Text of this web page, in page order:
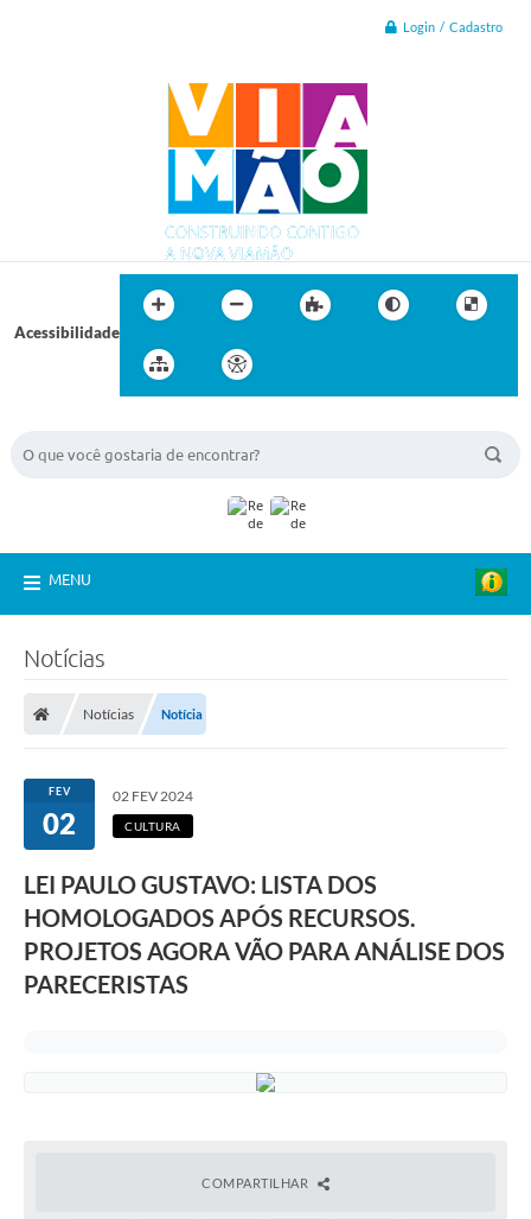
Login / Cadastro
Acessibilidade
MENU
Notícias
Notícias Notícia
FEV
02
02 FEV 2024
CULTURA
LEI PAULO GUSTAVO: LISTA DOS
HOMOLOGADOS APÓS RECURSOS.
PROJETOS AGORA VÃO PARA ANÁLISE DOS
PARECERISTAS
COMPARTILHAR